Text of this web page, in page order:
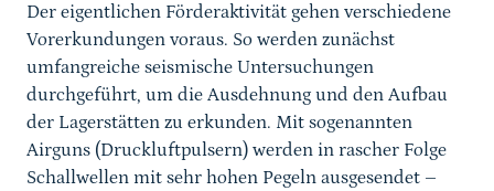
Der eigentlichen Förderaktivität gehen verschiedene
Vorerkundungen voraus. So werden zunächst
umfangreiche seismische Untersuchungen
durchgeführt, um die Ausdehnung und den Aufbau
der Lagerstätten zu erkunden. Mit sogenannten
Airguns (Druckluftpulsern) werden in rascher Folge
Schallwellen mit sehr hohen Pegeln ausgesendet –